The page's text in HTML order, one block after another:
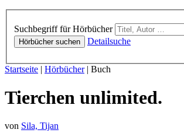
Suchbegriff für Hörbücher
Hörbücher suchen Detailsuche
Sie sind hier:
Startseite | Hörbücher| Buch
Tierchen unlimited.
von Sila, Tijan